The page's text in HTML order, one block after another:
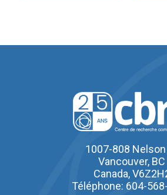
1007-808
Vancouver, BC
Canada,
Téléphone: 604-